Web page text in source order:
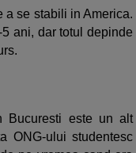
a se stabili in America.
ani, dar totul depinde
Bucuresti este un alt
ONG-ului studentesc